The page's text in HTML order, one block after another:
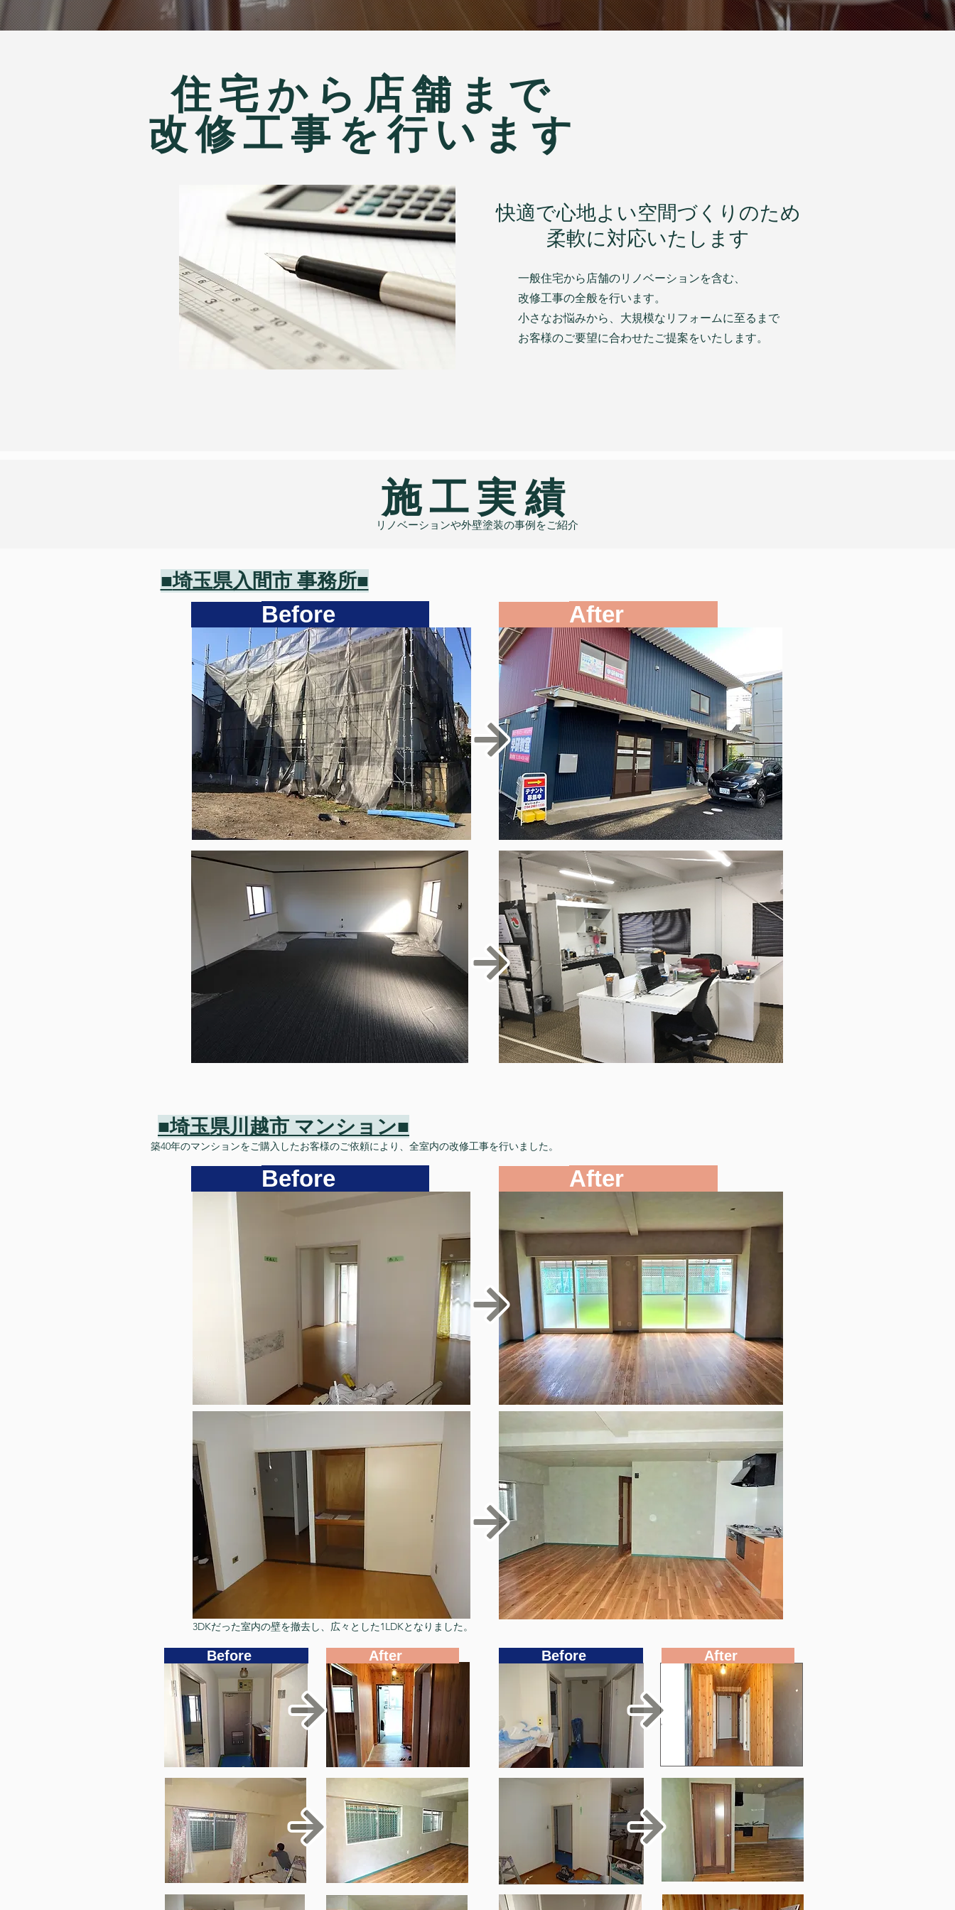
​住宅から店舗まで
​改修工事を行います
​快適で心地よい空間づくりのため
​柔軟に対応いたします
一般住宅から店舗のリノベーションを含む、
改修工事の全般を行います。
小さなお悩みから、大規模なリフォームに至るまで
​お客様のご要望に合わせたご提案をいたします。
​施工実績
リノベーションや外壁塗装の事例をご紹介
■埼玉県入間市 事務所■​
Before After
■埼玉県川越市 マンション■​
築40年のマンションをご購入したお客様のご依頼により、全室内の改修工事を行いました。
After
Before
​3DKだった室内の壁を撤去し、広々とした1LDKとなりました。
After
Before After
Before